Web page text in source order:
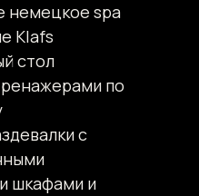
немецкое spa
Klafs
стол
по
с
шкафами и